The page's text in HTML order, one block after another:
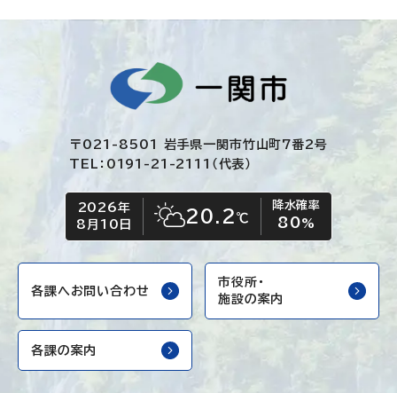
〒021-8501 岩手県一関市竹山町7番2号
TEL：0191-21-2111（代表）
今日の日付
2026年
8月10日
今日の天気
晴れ時々くもり
20.2℃
降水確率
80%
各課へお問い合わせ
市役所・
施設の案内
各課の案内